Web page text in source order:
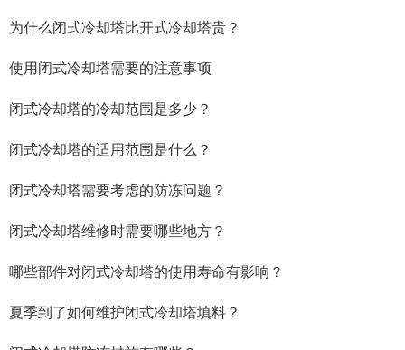
为什么闭式冷却塔比开式冷却塔贵？
使用闭式冷却塔需要的注意事项
闭式冷却塔的冷却范围是多少？
闭式冷却塔的适用范围是什么？
闭式冷却塔需要考虑的防冻问题？
闭式冷却塔维修时需要哪些地方？
哪些部件对闭式冷却塔的使用寿命有影响？
夏季到了如何维护闭式冷却塔填料？